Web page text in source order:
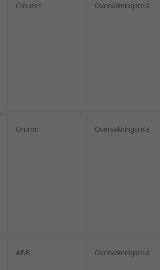
Crouzet Övervakningsrelä
Omron Övervakningsrelä
ABB Övervakningsrelä